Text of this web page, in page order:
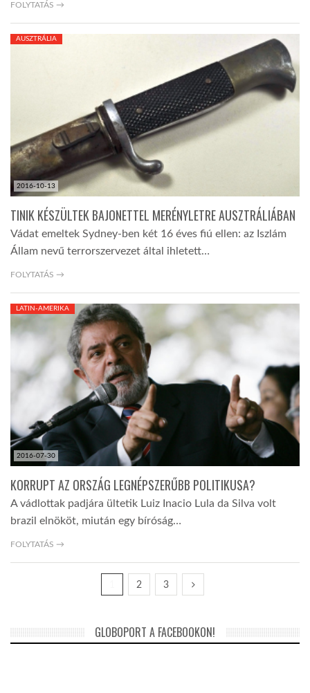
FOLYTATÁS →
2016-10-13
AUSZTRÁLIA
TINIK KÉSZÜLTEK BAJONETTEL MERÉNYLETRE AUSZTRÁLIÁBAN
Vádat emeltek Sydney-ben két 16 éves fiú ellen: az Iszlám
Állam nevű terrorszervezet által ihletett…
FOLYTATÁS →
2016-07-30
LATIN-AMERIKA
KORRUPT AZ ORSZÁG LEGNÉPSZERŰBB POLITIKUSA?
A vádlottak padjára ültetik Luiz Inacio Lula da Silva volt
brazil elnököt, miután egy bíróság…
FOLYTATÁS →
2 3
GLOBOPORT A FACEBOOKON!